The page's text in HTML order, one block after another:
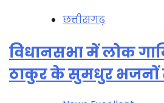
छत्तीसगढ़
विधानसभा में लोक
ठाकुर के सुमधुर